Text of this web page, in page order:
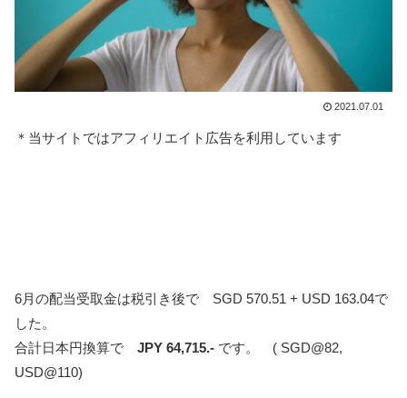
2021.07.01
＊当サイトではアフィリエイト広告を利用しています
6月の配当受取金は税引き後で SGD 570.51 + USD 163.04で
した。
合計日本円換算で JPY 64,715.- です。 ( SGD@82,
USD@110)